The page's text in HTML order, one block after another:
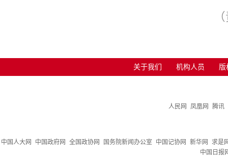
关于我们 机构人员 版
人民网 凤凰网 腾讯
中国人大网 中国政府网 全国政协网 国务院新闻办公室 中国记协网 新华网
求是
中国日报